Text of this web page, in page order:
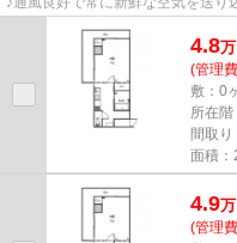
4.8万
(管理
敷：0
所在
間取
面積：
4.9万
(管理